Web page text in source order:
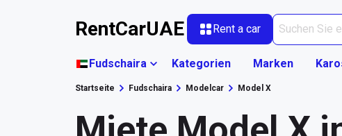
RentCarUAE Rent a car
Fudschaira Kategorien Marken
Startseite Fudschaira Modelcar Model X